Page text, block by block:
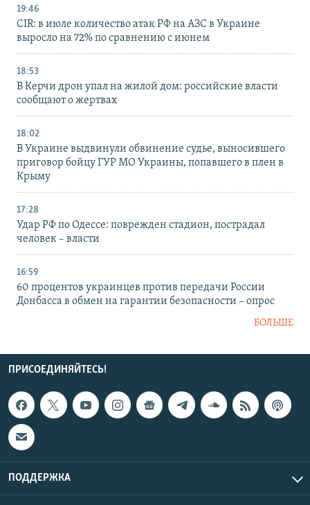
19:46
CIR: в июле количество атак РФ на АЗС в Украине
выросло на 72% по сравнению с июнем
18:53
В Керчи дрон упал на жилой дом: российские власти
сообщают о жертвах
18:02
В Украине выдвинули обвинение судье, выносившего
приговор бойцу ГУР МО Украины, попавшего в плен в
Крыму
17:28
Удар РФ по Одессе: поврежден стадион, пострадал
человек – власти
16:59
60 процентов украинцев против передачи России
Донбасса в обмен на гарантии безопасности – опрос
БОЛЬШЕ
ПРИСОЕДИНЯЙТЕСЬ!
ПОДДЕРЖКА